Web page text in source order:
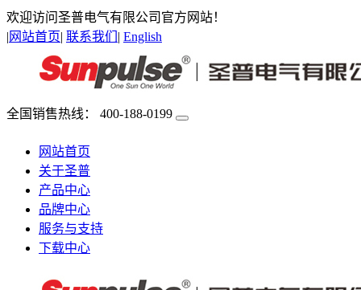
欢迎访问圣普电气有限公司官方网站！
| 网站首页| 联系我们 | English
全国销售热线： 400-188-0199
网站首页
关于圣普
产品中心
品牌中心
服务与支持
下载中心